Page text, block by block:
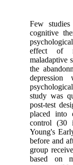
Few
cognitive
effect of
the
study was
post-test
placed
control
Young's
before and
group
based on